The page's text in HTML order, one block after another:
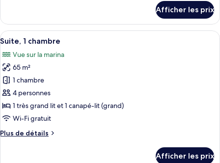
Chambre,
grands
lits
Chambre,
grands
Afficher les prix
Afficher
toutes
les
photos
pour
ce
type
de
chambre :
Suite,
Un port de plaisance rempli de
7
Suite, 1 chambre
Vue sur la marina
65 m²
1 chambre
4 personnes
1 très grand lit et 1 canapé-lit (grand)
Wi-Fi gratuit
Plus de détails
Plus
Afficher les prix